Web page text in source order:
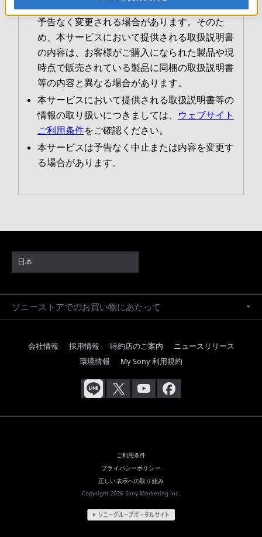
予告なく変更される場合があります。そのた
め、本サービスにおいて提供される取扱説明書
の内容は、お客様がご購入になられた製品や現
時点で販売されている製品に同梱の取扱説明書
等の内容と異なる場合があります。
本サービスにおいて提供される取扱説明書等の
情報の取り扱いにつきましては、
ウェブサイト
ご利用条件をご確認ください。
本サービスは予告なく中止または内容を変更す
る場合があります。
日本
ソニーストアでのお買い物にあたって
会社情報 採用情報 特約店のご案内
ニュースリリース
環境情報
My Sony 利用規約
ご利用条件
プライバシーポリシー
正しい表示への取り組み
Copyright 2026 Sony Marketing Inc.